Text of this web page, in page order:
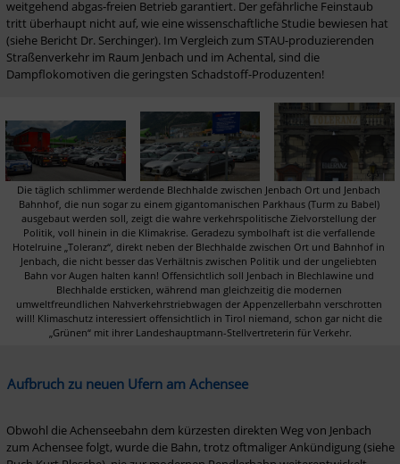
weitgehend abgas-freien Betrieb garantiert. Der gefährliche Feinstaub
tritt überhaupt nicht auf, wie eine wissenschaftliche Studie bewiesen hat
(siehe Bericht Dr. Serchinger). Im Vergleich zum STAU-produzierenden
Straßenverkehr im Raum Jenbach und im Achental, sind die
Dampflokomotiven die geringsten Schadstoff-Produzenten!
Die täglich schlimmer werdende Blechhalde zwischen Jenbach Ort und Jenbach
Bahnhof, die nun sogar zu einem gigantomanischen Parkhaus (Turm zu Babel)
ausgebaut werden soll, zeigt die wahre verkehrspolitische Zielvorstellung der
Politik, voll hinein in die Klimakrise. Geradezu symbolhaft ist die verfallende
Hotelruine „Toleranz“, direkt neben der Blechhalde zwischen Ort und Bahnhof in
Jenbach, die nicht besser das Verhältnis zwischen Politik und der ungeliebten
Bahn vor Augen halten kann! Offensichtlich soll Jenbach in Blechlawine und
Blechhalde ersticken, während man gleichzeitig die modernen
umweltfreundlichen Nahverkehrstriebwagen der Appenzellerbahn verschrotten
will! Klimaschutz interessiert offensichtlich in Tirol niemand, schon gar nicht die
„Grünen“ mit ihrer Landeshauptmann-Stellvertreterin für Verkehr.
Aufbruch zu neuen Ufern am Achensee
Obwohl die Achenseebahn dem kürzesten direkten Weg von Jenbach
zum Achensee folgt, wurde die Bahn, trotz oftmaliger Ankündigung (siehe